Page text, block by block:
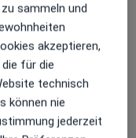
Schmerzen
sammeln und
akzeptieren,
die für die
technisch
können nie
jederzeit